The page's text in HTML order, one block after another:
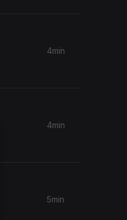
4min
4min
5min